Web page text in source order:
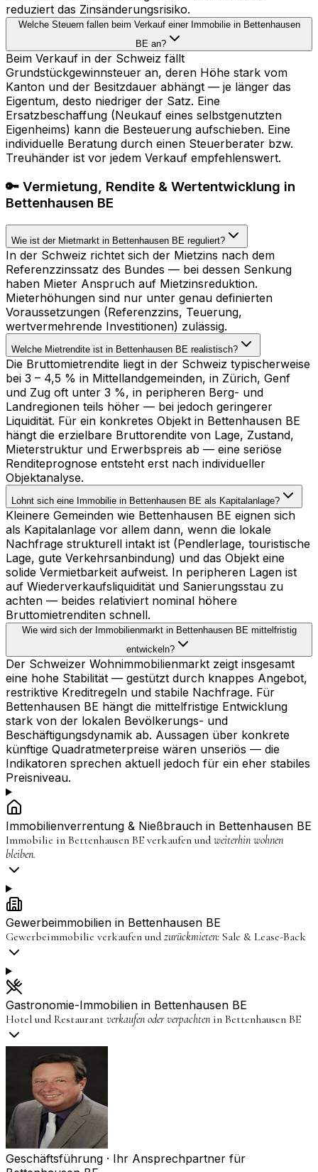
reduziert das Zinsänderungsrisiko.
Welche Steuern fallen beim Verkauf einer Immobilie in Bettenhausen
BE an?
Beim Verkauf in der Schweiz fällt
Grundstückgewinnsteuer an, deren Höhe stark vom
Kanton und der Besitzdauer abhängt — je länger das
Eigentum, desto niedriger der Satz. Eine
Ersatzbeschaffung (Neukauf eines selbstgenutzten
Eigenheims) kann die Besteuerung aufschieben. Eine
individuelle Beratung durch einen Steuerberater bzw.
Treuhänder ist vor jedem Verkauf empfehlenswert.
🔑 Vermietung, Rendite & Wertentwicklung in
Bettenhausen BE
Wie ist der Mietmarkt in Bettenhausen BE reguliert?
In der Schweiz richtet sich der Mietzins nach dem
Referenzzinssatz des Bundes — bei dessen Senkung
haben Mieter Anspruch auf Mietzinsreduktion.
Mieterhöhungen sind nur unter genau definierten
Voraussetzungen (Referenzzins, Teuerung,
wertvermehrende Investitionen) zulässig.
Welche Mietrendite ist in Bettenhausen BE realistisch?
Die Bruttomietrendite liegt in der Schweiz typischerweise
bei 3 – 4,5 % in Mittellandgemeinden, in Zürich, Genf
und Zug oft unter 3 %, in peripheren Berg- und
Landregionen teils höher — bei jedoch geringerer
Liquidität. Für ein konkretes Objekt in Bettenhausen BE
hängt die erzielbare Bruttorendite von Lage, Zustand,
Mieterstruktur und Erwerbspreis ab — eine seriöse
Renditeprognose entsteht erst nach individueller
Objektanalyse.
Lohnt sich eine Immobilie in Bettenhausen BE als Kapitalanlage?
Kleinere Gemeinden wie Bettenhausen BE eignen sich
als Kapitalanlage vor allem dann, wenn die lokale
Nachfrage strukturell intakt ist (Pendlerlage, touristische
Lage, gute Verkehrsanbindung) und das Objekt eine
solide Vermietbarkeit aufweist. In peripheren Lagen ist
auf Wiederverkaufsliquidität und Sanierungsstau zu
achten — beides relativiert nominal höhere
Bruttomietrenditen schnell.
Wie wird sich der Immobilienmarkt in Bettenhausen BE mittelfristig
entwickeln?
Der Schweizer Wohnimmobilienmarkt zeigt insgesamt
eine hohe Stabilität — gestützt durch knappes Angebot,
restriktive Kreditregeln und stabile Nachfrage. Für
Bettenhausen BE hängt die mittelfristige Entwicklung
stark von der lokalen Bevölkerungs- und
Beschäftigungsdynamik ab. Aussagen über konkrete
künftige Quadratmeterpreise wären unseriös — die
Indikatoren sprechen aktuell jedoch für ein eher stabiles
Preisniveau.
Immobilienverrentung & Nießbrauch in Bettenhausen BE
Immobilie in Bettenhausen BE verkaufen und weiterhin wohnen
bleiben.
Gewerbeimmobilien in Bettenhausen BE
Gewerbeimmobilie verkaufen und zurückmieten: Sale & Lease-Back
Gastronomie-Immobilien in Bettenhausen BE
Hotel und Restaurant verkaufen oder verpachten in Bettenhausen BE
Geschäftsführung · Ihr Ansprechpartner für